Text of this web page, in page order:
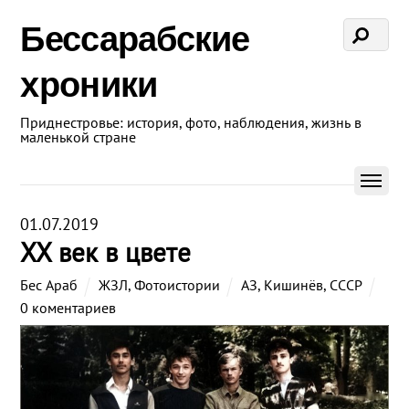
Бессарабские
хроники
Приднестровье: история, фото, наблюдения, жизнь в
маленькой стране
01.07.2019
XX век в цвете
Бес Араб ЖЗЛ,Фотоистории АЗ, Кишинёв, СССР
0 коментариев